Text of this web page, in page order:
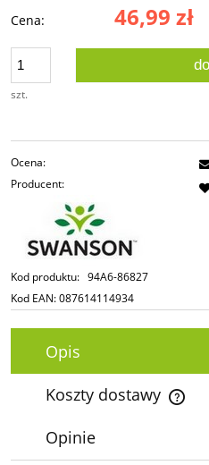
Cena: 46,99 zł
szt.
Ocena:
Producent:
Kod produktu: 94A6-86827
Kod EAN:087614114934
Opis
Koszty dostawy
Cena nie zawiera ewentualnych
Opinie